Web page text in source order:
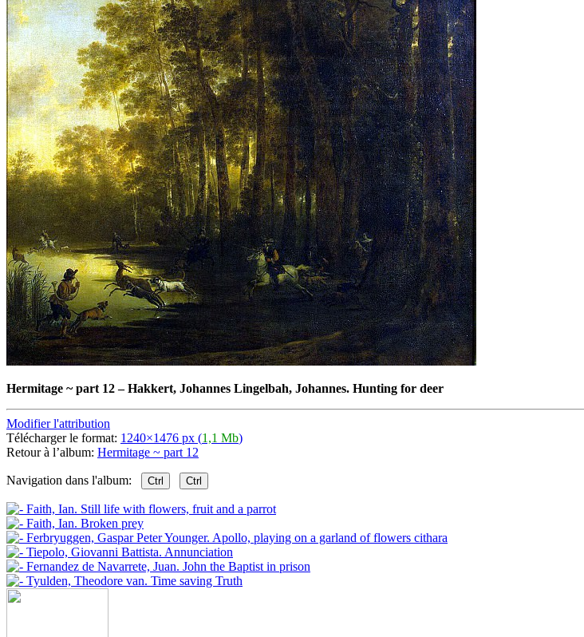
Hermitage ~ part 12–Hakkert, Johannes Lingelbah, Johannes. Hunting for deer
Modifier l'attribution
Télécharger le format: 1240×1476 px (1,1 Mb)
Retour à l’album: Hermitage ~ part 12
Navigation dans l'album: Ctrl Ctrl